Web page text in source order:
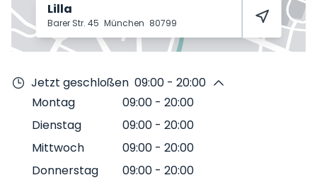
Lilla
Barer Str. 45 München 80799
Jetzt geschloßen 09:00 - 20:00
Montag
09:00 - 20:00
Dienstag
09:00 - 20:00
Mittwoch
09:00 - 20:00
Donnerstag
09:00 - 20:00